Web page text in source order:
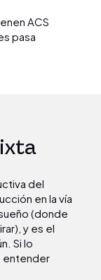
ACS
pasa
del
en la vía
(donde
y es el
Si lo
entender